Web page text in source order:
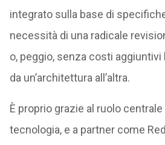
integrato sulla base di
necessità di una radicale
o, peggio, senza costi
da un’architettura all’altra.
È proprio grazie al ruolo
tecnologia, e a partner come